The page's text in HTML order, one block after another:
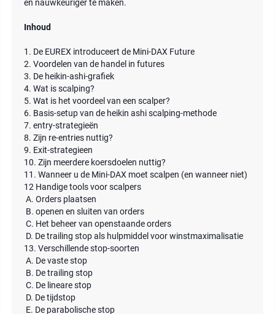
en nauwkeuriger te maken.
Inhoud
1. De EUREX introduceert de Mini-DAX Future
2. Voordelen van de handel in futures
3. De heikin-ashi-grafiek
4. Wat is scalping?
5. Wat is het voordeel van een scalper?
6. Basis-setup van de heikin ashi scalping-methode
7. entry-strategieën
8. Zijn re-entries nuttig?
9. Exit-strategieen
10. Zijn meerdere koersdoelen nuttig?
11. Wanneer u de Mini-DAX moet scalpen (en wanneer niet)
12 Handige tools voor scalpers
A. Orders plaatsen
B. openen en sluiten van orders
C. Het beheer van openstaande orders
D. De trailing stop als hulpmiddel voor winstmaximalisatie
13. Verschillende stop-soorten
A. De vaste stop
B. De trailing stop
C. De lineare stop
D. De tijdstop
E. De parabolische stop